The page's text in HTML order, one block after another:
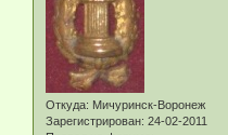
Откуда: Мичуринск-Воронеж
Зарегистрирован: 24-02-2011